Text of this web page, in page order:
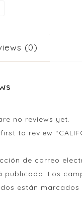
(0)
no reviews yet.
to review
de correo
publicada. Los
están marcados